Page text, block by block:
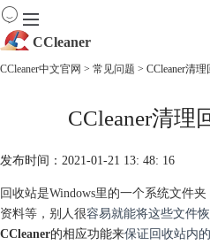
CCleaner
服务
CCleaner中文官网 > 常见问题 > CCleaner清
CCleaner清理
发布时间：2021-01-21 13: 48: 16
回收站是Windows里的一个系统文件
资料等，别人很容易就能将这些文件
CCleaner的相应功能来保证回收站内